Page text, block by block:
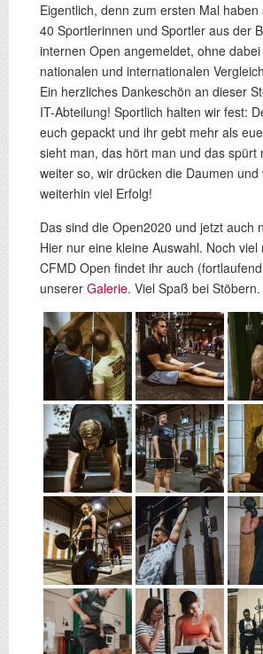
Eigentlich, denn zum ersten Mal
40 Sportlerinnen und Sportler aus der
internen Open angemeldet, ohne
nationalen und internationalen
Ein herzliches Dankeschön an dieser
IT-Abteilung! Sportlich halten wir fest:
euch gepackt und ihr gebt mehr als
sieht man, das hört man und das spürt
weiter so, wir drücken die Daumen und
weiterhin viel Erfolg!
Das sind die Open2020 und jetzt auch
Hier nur eine kleine Auswahl. Noch
CFMD Open findet ihr auch
unserer Galerie. Viel Spaß bei Stöbern.